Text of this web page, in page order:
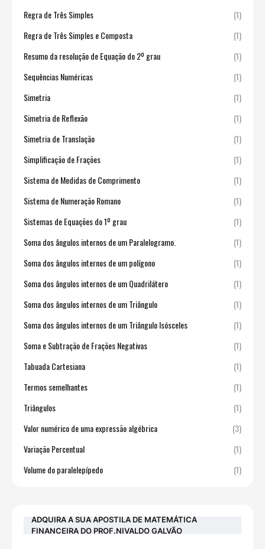
Regra de Três Simples
(1)
Regra de Três Simples e Composta
(1)
Resumo da resolução de Equação do 2º grau
(1)
Sequências Numéricas
(1)
Simetria
(1)
Simetria de Reflexão
(1)
Simetria de Translação
(1)
Simplificação de Frações
(1)
Sistema de Medidas de Comprimento
(1)
Sistema de Numeração Romano
(1)
Sistemas de Equações do 1º grau
(1)
Soma dos ângulos internos de um Paralelogramo.
(1)
Soma dos ângulos internos de um polígono
(1)
Soma dos ângulos internos de um Quadrilátero
(1)
Soma dos ângulos internos de um Triângulo
(1)
Soma dos ângulos internos de um Triângulo Isósceles
(1)
Soma e Subtração de Frações Negativas
(1)
Tabuada Cartesiana
(1)
Termos semelhantes
(1)
Triângulos
(1)
Valor numérico de uma expressão algébrica
(3)
Variação Percentual
(1)
Volume do paralelepípedo
(1)
ADQUIRA A SUA APOSTILA DE MATEMÁTICA
FINANCEIRA DO PROF.NIVALDO GALVÃO